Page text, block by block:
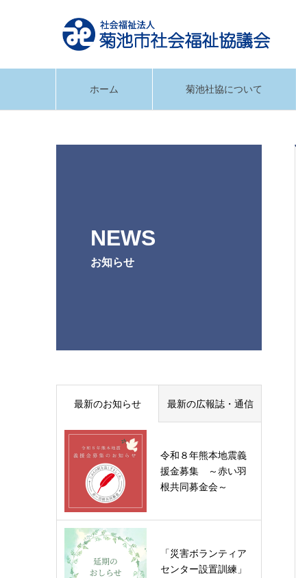
ホーム 菊池社協について
NEWS
お知らせ
最新のお知らせ 最新の広報誌・通信
令和８年熊本地震義
援金募集 ～赤い羽
根共同募金会～
「災害ボランティア
センター設置訓練」